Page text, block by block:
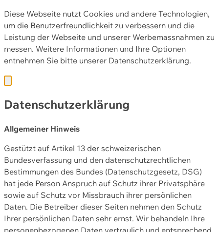
Diese Webseite nutzt Cookies und andere Technologien,
um die Benutzerfreundlichkeit zu verbessern und die
Leistung der Webseite und unserer Werbemassnahmen zu
messen. Weitere Informationen und Ihre Optionen
entnehmen Sie bitte unserer Datenschutzerklärung.
Datenschutzerklärung
Allgemeiner Hinweis
Gestützt auf Artikel 13 der schweizerischen
Bundesverfassung und den datenschutzrechtlichen
Bestimmungen des Bundes (Datenschutzgesetz, DSG)
hat jede Person Anspruch auf Schutz ihrer Privatsphäre
sowie auf Schutz vor Missbrauch ihrer persönlichen
Daten. Die Betreiber dieser Seiten nehmen den Schutz
Ihrer persönlichen Daten sehr ernst. Wir behandeln Ihre
personenbezogenen Daten vertraulich und entsprechend